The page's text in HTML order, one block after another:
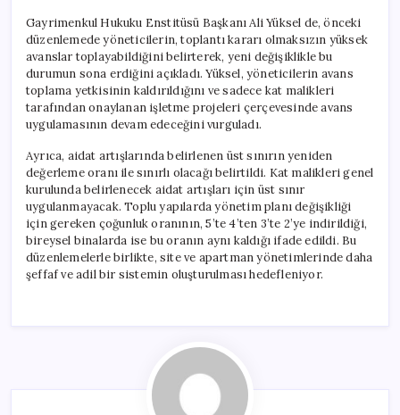
Gayrimenkul Hukuku Enstitüsü Başkanı Ali Yüksel de, önceki
düzenlemede yöneticilerin, toplantı kararı olmaksızın yüksek
avanslar toplayabildiğini belirterek, yeni değişiklikle bu
durumun sona erdiğini açıkladı. Yüksel, yöneticilerin avans
toplama yetkisinin kaldırıldığını ve sadece kat malikleri
tarafından onaylanan işletme projeleri çerçevesinde avans
uygulamasının devam edeceğini vurguladı.
Ayrıca, aidat artışlarında belirlenen üst sınırın yeniden
değerleme oranı ile sınırlı olacağı belirtildi. Kat malikleri genel
kurulunda belirlenecek aidat artışları için üst sınır
uygulanmayacak. Toplu yapılarda yönetim planı değişikliği
için gereken çoğunluk oranının, 5’te 4’ten 3’te 2’ye indirildiği,
bireysel binalarda ise bu oranın aynı kaldığı ifade edildi. Bu
düzenlemelerle birlikte, site ve apartman yönetimlerinde daha
şeffaf ve adil bir sistemin oluşturulması hedefleniyor.